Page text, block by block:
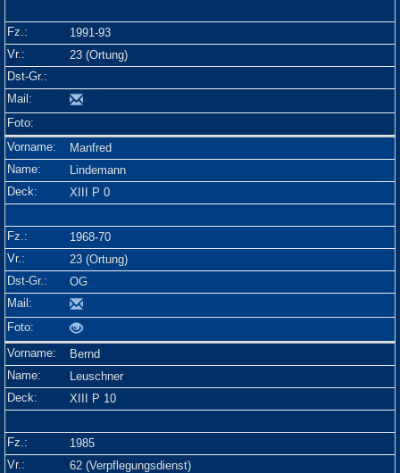
1991-93
23 (Ortung)
Manfred
Lindemann
XIII P 0
1968-70
23 (Ortung)
OG
Bernd
Leuschner
XIII P 10
1985
62 (Verpflegungsdienst)